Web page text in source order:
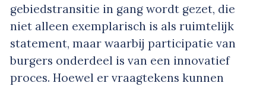
gebiedstransitie in gang wordt gezet, die
niet alleen exemplarisch is als ruimtelijk
statement, maar waarbij participatie van
burgers onderdeel is van een innovatief
proces. Hoewel er vraagtekens kunnen